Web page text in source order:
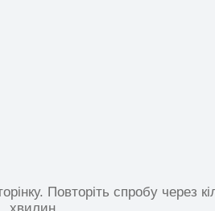
Повторіть спробу через